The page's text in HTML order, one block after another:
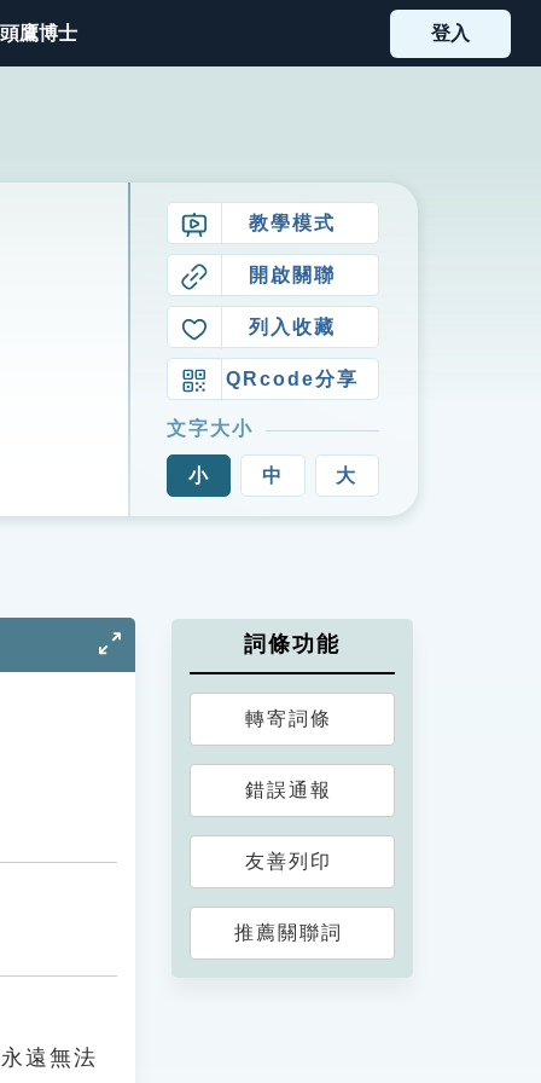
鷹博士 登入
教學模式
開啟關聯
列入收藏
QRcode分享
文字大小
小 中 大
遠無法
詞條功能
轉寄詞條
錯誤通報
友善列印
推薦關聯詞